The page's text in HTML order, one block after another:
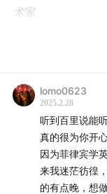
术家
已走过：奥地利
公众号：百里奇遇记
小红书：百里奇遇记
lomo0623
2025.2.28
听到百里说能
真的很为你开
因为菲律宾学
来我迷茫彷徨
的有点晚，想